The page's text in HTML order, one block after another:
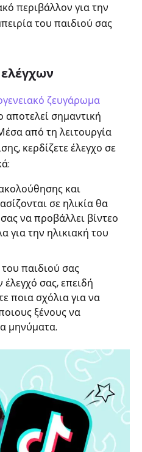
περιβάλλον για την
του παιδιού σας
ζευγάρωμα
αποτελεί σημαντική
από τη λειτουργία
κερδίζετε έλεγχο σε
και
σε ηλικία θα
να προβάλλει βίντεο
για την ηλικιακή του
παιδιού σας
σας, επειδή
ποια σχόλια για να
ξένους να
μηνύματα.